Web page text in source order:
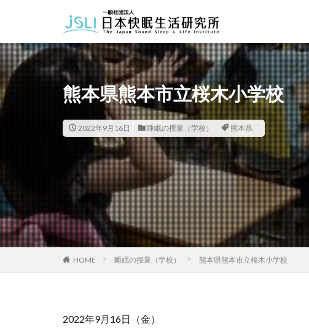
熊本県熊本市立桜木小学校
2022年9月16日 睡眠の授業（学校） 熊本県
HOME 睡眠の授業（学校） 熊本県熊本市立桜木小学校
2022年9月16日（金）
カテゴリー
タグ
北海道 青森県 秋
福井県
長野県
長崎県
熊本県